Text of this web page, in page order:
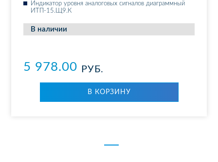
Ин­ди­ка­тор уров­ня ана­ло­го­вых сиг­на­лов диа­грамм­ный
ИТП-15.Щ9.К
В на­ли­чии
5 978.00 РУБ.
В КОР­ЗИ­НУ